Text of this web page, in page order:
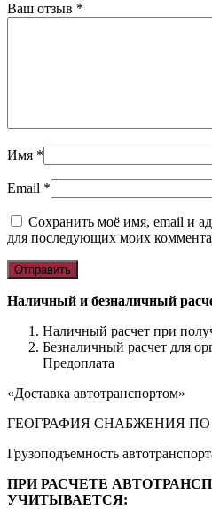
Ваш отзыв *
Имя *
Email *
Сохранить моё имя, email и
для последующих моих
Наличный и безналичный
Наличный расчет при
Безналичный расчет для
Предоплата
«Доставка автотранспортом»
ГЕОГРАФИЯ СНАБЖЕНИЯ
Грузоподъемность
ПРИ РАСЧЕТЕ
УЧИТЫВАЕТСЯ: